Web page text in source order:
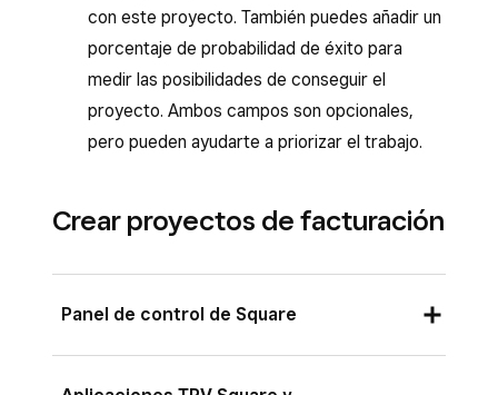
con este proyecto. También puedes añadir un
porcentaje de probabilidad de éxito para
medir las posibilidades de conseguir el
proyecto. Ambos campos son opcionales,
pero pueden ayudarte a priorizar el trabajo.
Crear proyectos de facturación
Panel de control de Square
Inicia sesión en el Panel de control de